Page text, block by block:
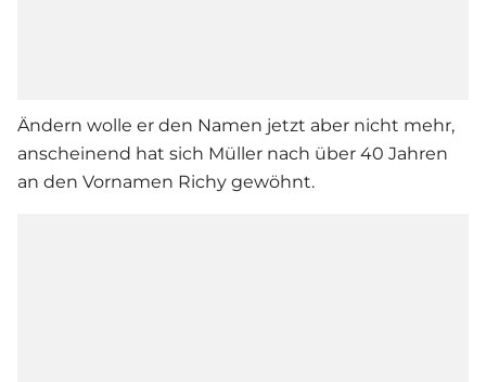
Ändern wolle er den Namen jetzt aber nicht mehr,
anscheinend hat sich Müller nach über 40 Jahren
an den Vornamen Richy gewöhnt.